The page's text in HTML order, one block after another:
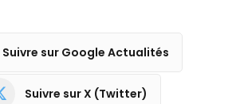
Suivre sur Google Actualités
Suivre sur X (Twitter)